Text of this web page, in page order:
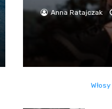
Anna Ratajczak
Włosy